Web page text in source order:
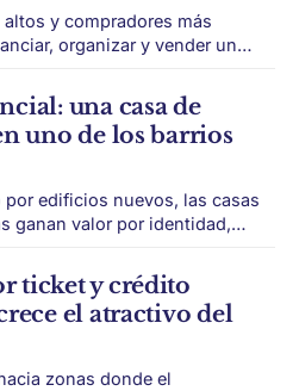
y compradores más
organizar y vender un
ya no depende solo de
una casa de
uno de los barrios
edificios nuevos, las casas
ganan valor por identidad,
que cuentan otra historia del
casas de más de 100 años
ticket y crédito
el atractivo del
zonas donde el